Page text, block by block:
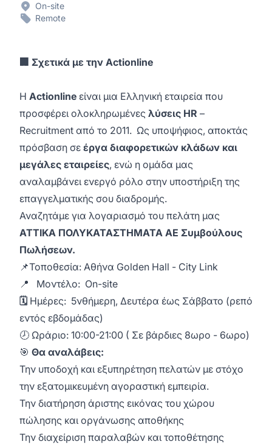
On-site
Remote
🏢 Σχετικά με την Actionline
Η Actionline είναι μια Ελληνική εταιρεία που
προσφέρει ολοκληρωμένες λύσεις HR –
Recruitment από το 2011. Ως υποψήφιος, αποκτάς
πρόσβαση σε έργα διαφορετικών κλάδων και
μεγάλες εταιρείες, ενώ η ομάδα μας
αναλαμβάνει ενεργό ρόλο στην υποστήριξη της
επαγγελματικής σου διαδρομής.
Αναζητάμε για λογαριασμό του πελάτη μας
ΑΤΤΙΚΑ ΠΟΛΥΚΑΤΑΣΤΗΜΑΤΑ ΑΕ Συμβούλους
Πωλήσεων.
📌Τοποθεσία: Αθήνα Golden Hall - City Link
📍 Μοντέλο: On-site
🗓️ Ημέρες: 5νθήμερη, Δευτέρα έως Σάββατο (ρεπό
εντός εβδομάδας)
🕗 Ωράριο: 10:00-21:00 ( Σε βάρδιες 8ωρο - 6ωρο)
🎯 Θα αναλάβεις:
Την υποδοχή και εξυπηρέτηση πελατών με στόχο
την εξατομικευμένη αγοραστική εμπειρία.
Την διατήρηση άριστης εικόνας του χώρου
πώλησης και οργάνωσης αποθήκης
Την διαχείριση παραλαβών και τοποθέτησης